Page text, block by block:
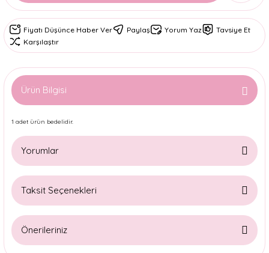
Fiyatı Düşünce Haber Ver Paylaş Yorum Yaz
Tavsiye Et
Karşılaştır
Ürün Bilgisi
1 adet ürün bedelidir.
Yorumlar
Taksit Seçenekleri
Önerileriniz